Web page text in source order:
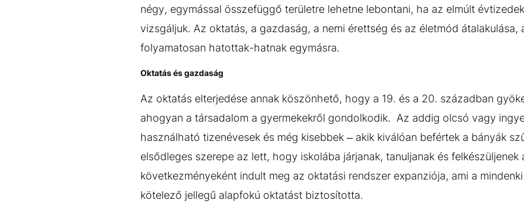
négy, egymással összefüggő területre lehetne lebontani, ha az elmúlt
vizsgáljuk. Az oktatás, a gazdaság, a nemi érettség és az életmód átalakulása,
folyamatosan hatottak-hatnak egymásra.
Oktatás és gazdaság
Az oktatás elterjedése annak köszönhető, hogy a 19. és a 20. században
ahogyan a társadalom a gyermekekről gondolkodik. Az addig olcsó vagy
használható tizenévesek és még kisebbek – akik kiválóan befértek a bányák
elsődleges szerepe az lett, hogy iskolába járjanak, tanuljanak és felkészüljenek
következményeként indult meg az oktatási rendszer expanziója, ami a
kötelező jellegű alapfokú oktatást biztosította.